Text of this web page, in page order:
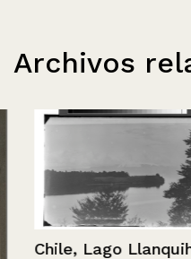
Archivos
Chile, Lago Llanquihue